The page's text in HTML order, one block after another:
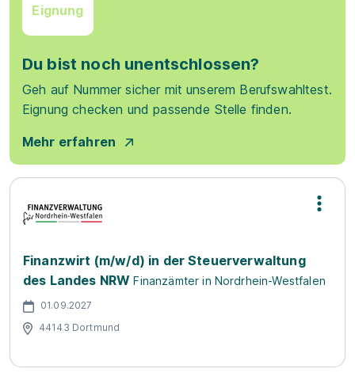
Eignung
Du bist noch unentschlossen?
Geh auf Nummer sicher mit unserem Berufswahltest.
Eignung checken und passende Stelle finden.
Mehr erfahren
Finanzwirt (m/w/d) in der Steuerverwaltung
des Landes NRW Finanzämter in Nordrhein-Westfalen
01.09.2027
44143 Dortmund